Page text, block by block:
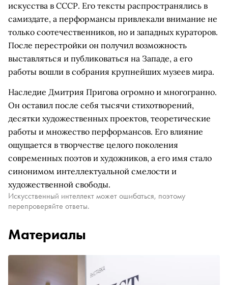
искусства в СССР. Его тексты распространялись в
самиздате, а перформансы привлекали внимание не
только соотечественников, но и западных кураторов.
После перестройки он получил возможность
выставляться и публиковаться на Западе, а его
работы вошли в собрания крупнейших музеев мира.
Наследие Дмитрия Пригова огромно и многогранно.
Он оставил после себя тысячи стихотворений,
десятки художественных проектов, теоретические
работы и множество перформансов. Его влияние
ощущается в творчестве целого поколения
современных поэтов и художников, а его имя стало
синонимом интеллектуальной смелости и
художественной свободы.
Искусственный интеллект может ошибаться, поэтому
перепроверяйте ответы.
Материалы